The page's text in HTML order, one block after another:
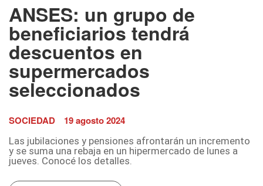
ANSES: un grupo de
beneficiarios tendrá
descuentos en
supermercados
seleccionados
SOCIEDAD 19 agosto 2024
Las jubilaciones y pensiones afrontarán un incremento
y se suma una rebaja en un hipermercado de lunes a
jueves. Conocé los detalles.